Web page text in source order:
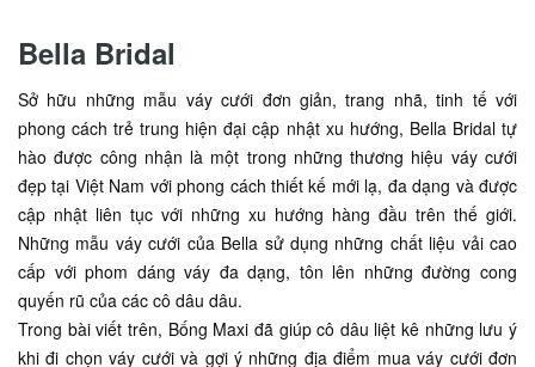
Bella Bridal
Sở hữu những mẫu váy cưới đơn giản, trang nhã, tinh tế với
phong cách trẻ trung hiện đại cập nhật xu hướng, Bella Bridal tự
hào được công nhận là một trong những thương hiệu váy cưới
đẹp tại Việt Nam với phong cách thiết kế mới lạ, đa dạng và được
cập nhật liên tục với những xu hướng hàng đầu trên thế giới.
Những mẫu váy cưới của Bella sử dụng những chất liệu vải cao
cấp với phom dáng váy đa dạng, tôn lên những đường cong
quyến rũ của các cô dâu dâu.
Trong bài viết trên, Bống Maxi đã giúp cô dâu liệt kê những lưu ý
khi đi chọn váy cưới và gợi ý những địa điểm mua váy cưới đơn